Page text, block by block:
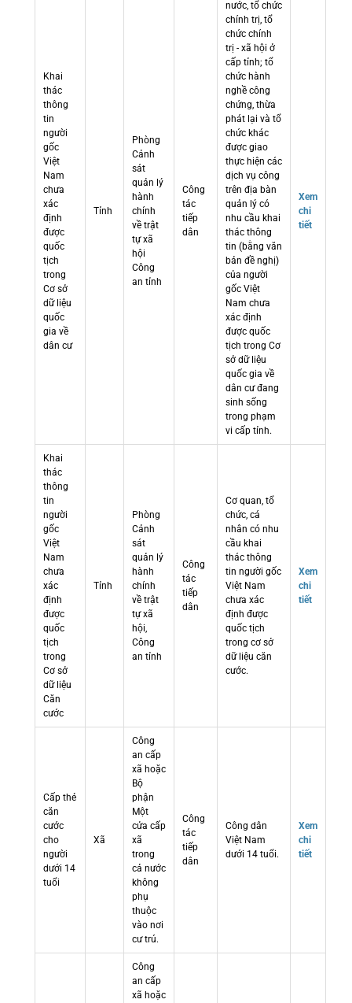
Khai
thác
thông
tin
người
gốc
Việt
Nam
chưa
xác
định
được
quốc
tịch
trong
Cơ sở
dữ liệu
quốc
gia về
dân cư
Tỉnh
Phòng
Cảnh
sát
quản lý
hành
chính
về trật
tự xã
hội
Công
an tỉnh
Công
tác
tiếp
dân
nước, tổ chức
chính trị, tổ
chức chính
trị - xã hội ở
cấp tỉnh; tổ
chức hành
nghề công
chứng, thừa
phát lại và tổ
chức khác
được giao
thực hiện các
dịch vụ công
trên địa bàn
quản lý có
nhu cầu khai
thác thông
tin (bằng văn
bản đề nghị)
của người
gốc Việt
Nam chưa
xác định
được quốc
tịch trong Cơ
sở dữ liệu
quốc gia về
dân cư đang
sinh sống
trong phạm
vi cấp tỉnh.
Xem
chi
tiết
Khai
thác
thông
tin
người
gốc
Việt
Nam
chưa
xác
định
được
quốc
tịch
trong
Cơ sở
dữ liệu
Căn
cước
Tỉnh
Phòng
Cảnh
sát
quản lý
hành
chính
về trật
tự xã
hội,
Công
an tỉnh
Công
tác
tiếp
dân
Cơ quan, tổ
chức, cá
nhân có nhu
cầu khai
thác thông
tin người gốc
Việt Nam
chưa xác
định được
quốc tịch
trong cơ sở
dữ liệu căn
cước.
Xem
chi
tiết
Cấp thẻ
căn
cước
cho
người
dưới 14
tuổi
Xã
Công
an cấp
xã hoặc
Bộ
phận
Một
cửa cấp
xã
trong
cả nước
không
phụ
thuộc
vào nơi
cư trú.
Công
tác
tiếp
dân
Công dân
Việt Nam
dưới 14 tuổi.
Xem
chi
tiết
Công
an cấp
xã hoặc